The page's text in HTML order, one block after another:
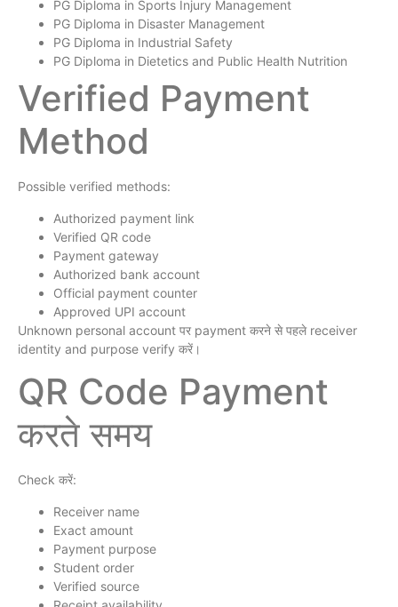
PG Diploma in Sports Injury Management
PG Diploma in Disaster Management
PG Diploma in Industrial Safety
PG Diploma in Dietetics and Public Health Nutrition
Verified Payment
Method
Possible verified methods:
Authorized payment link
Verified QR code
Payment gateway
Authorized bank account
Official payment counter
Approved UPI account
Unknown personal account पर payment करने से पहले receiver
identity and purpose verify करें।
QR Code Payment
करते समय
Check करें:
Receiver name
Exact amount
Payment purpose
Student order
Verified source